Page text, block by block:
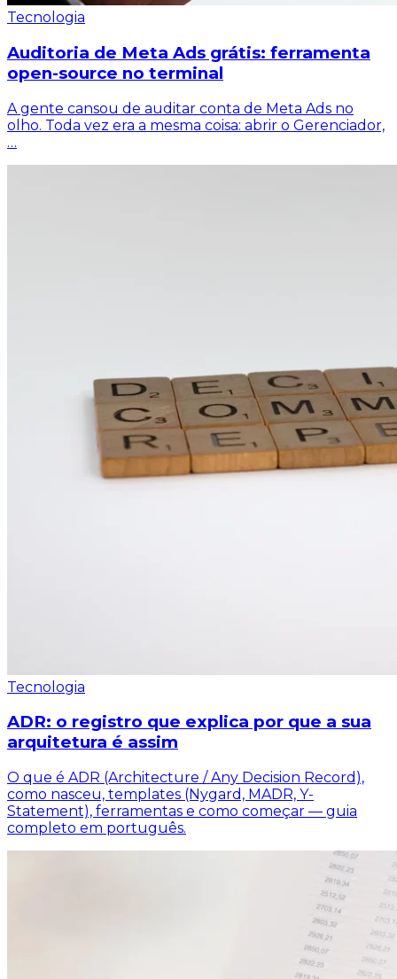
Tecnologia
Auditoria de Meta Ads grátis: ferramenta
open-source no terminal
A gente cansou de auditar conta de Meta Ads no
olho. Toda vez era a mesma coisa: abrir o Gerenciador,
…
Tecnologia
ADR: o registro que explica por que a sua
arquitetura é assim
O que é ADR (Architecture / Any Decision Record),
como nasceu, templates (Nygard, MADR, Y-
Statement), ferramentas e como começar — guia
completo em português.